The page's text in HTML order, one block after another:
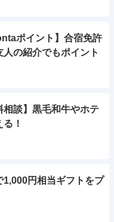
ポイント】合宿免許
の紹介でもポイント
相談】黒毛和牛やホテ
！
1,000円相当ギフトをプ